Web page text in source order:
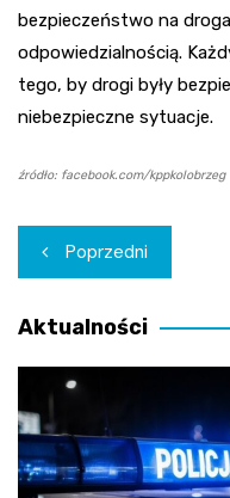
bezpieczeństwo na
odpowiedzialnością.
tego, by drogi były
niebezpieczne sytuacje.
źródło: facebook.com/kppkolobrzeg
Nawigacja
wpisu
Poprzedni
Aktualności